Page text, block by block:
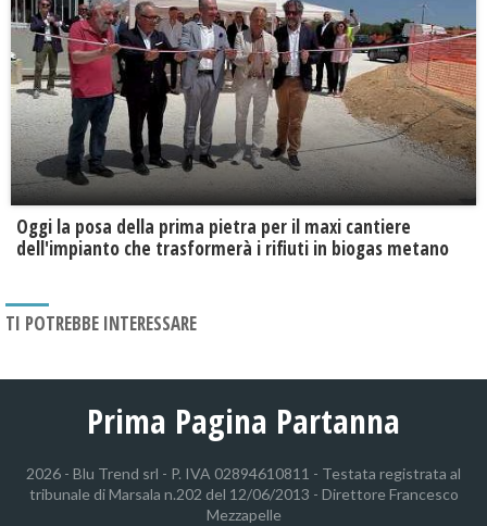
Oggi la posa della prima pietra per il maxi cantiere
dell'impianto che trasformerà i rifiuti in biogas metano
TI POTREBBE INTERESSARE
Prima Pagina Partanna
2026 - Blu Trend srl - P. IVA 02894610811 - Testata registrata al
tribunale di Marsala n.202 del 12/06/2013 - Direttore Francesco
Mezzapelle